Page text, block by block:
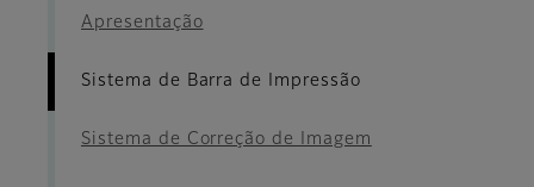
Apresentação
Sistema de Barra de Impressão
Sistema de Correção de Imagem